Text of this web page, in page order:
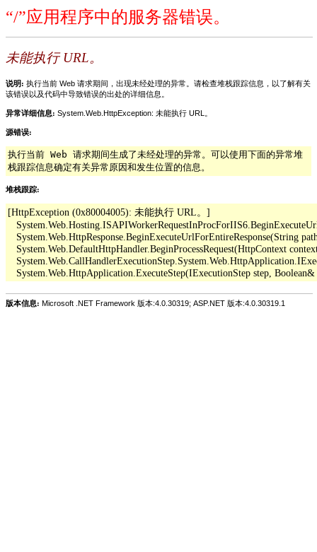
“/”应用程序中的服务器错误。
未能执行 URL。
说明: 执行当前 Web 请求期间，出现未经处理的异常。请检查堆栈跟踪信息，以了解有关
该错误以及代码中导致错误的出处的详细信息。
异常详细信息: System.Web.HttpException: 未能执行 URL。
源错误:
执行当前 Web 请求期间生成了未经处理的异常。可以使用下面的异常堆
栈跟踪信息确定有关异常原因和发生位置的信息。
堆栈跟踪:
[HttpException (0x80004005): 未能执行 URL。]
System.Web.HttpResponse.BeginExecuteUrlForEntireResponse(String
System.Web.DefaultHttpHandler.BeginProcessRequest(HttpContext
版本信息: Microsoft .NET Framework 版本:4.0.30319; ASP.NET 版本:4.0.30319.1